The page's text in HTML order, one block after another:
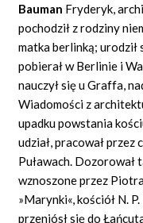
GRAF
DYSKUSJA
Mapa
Bauman Fryderyk,
pochodził z rodziny
matka berlinką;
pobierał w Berlinie i
nauczył się u Graffa,
Wiadomości z
upadku powstania
udział, pracował
Puławach. Dozorował
wznoszone przez
»Marynki«, kościół N.
przeniósł się do